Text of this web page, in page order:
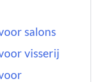
salons
visserij